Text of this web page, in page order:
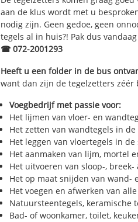
aan de klus wordt met u
nodig zijn. Geen gedoe, geen
tegels al in huis?! Pak dus
☎ 072-2001293
Heeft u een folder in de bus
want dan zijn de tegelzetters
Voegbedrijf met passie voor:
Het lijmen van vloer- en
Het zetten van wandtegels in de
Het leggen van vloertegels in de
Het aanmaken van lijm, mortel
Het uitvoeren van sloop-, breek-
Het op maat snijden van wand-
Het voegen en afwerken van
Natuursteentegels, keramische
Bad- of woonkamer, toilet,